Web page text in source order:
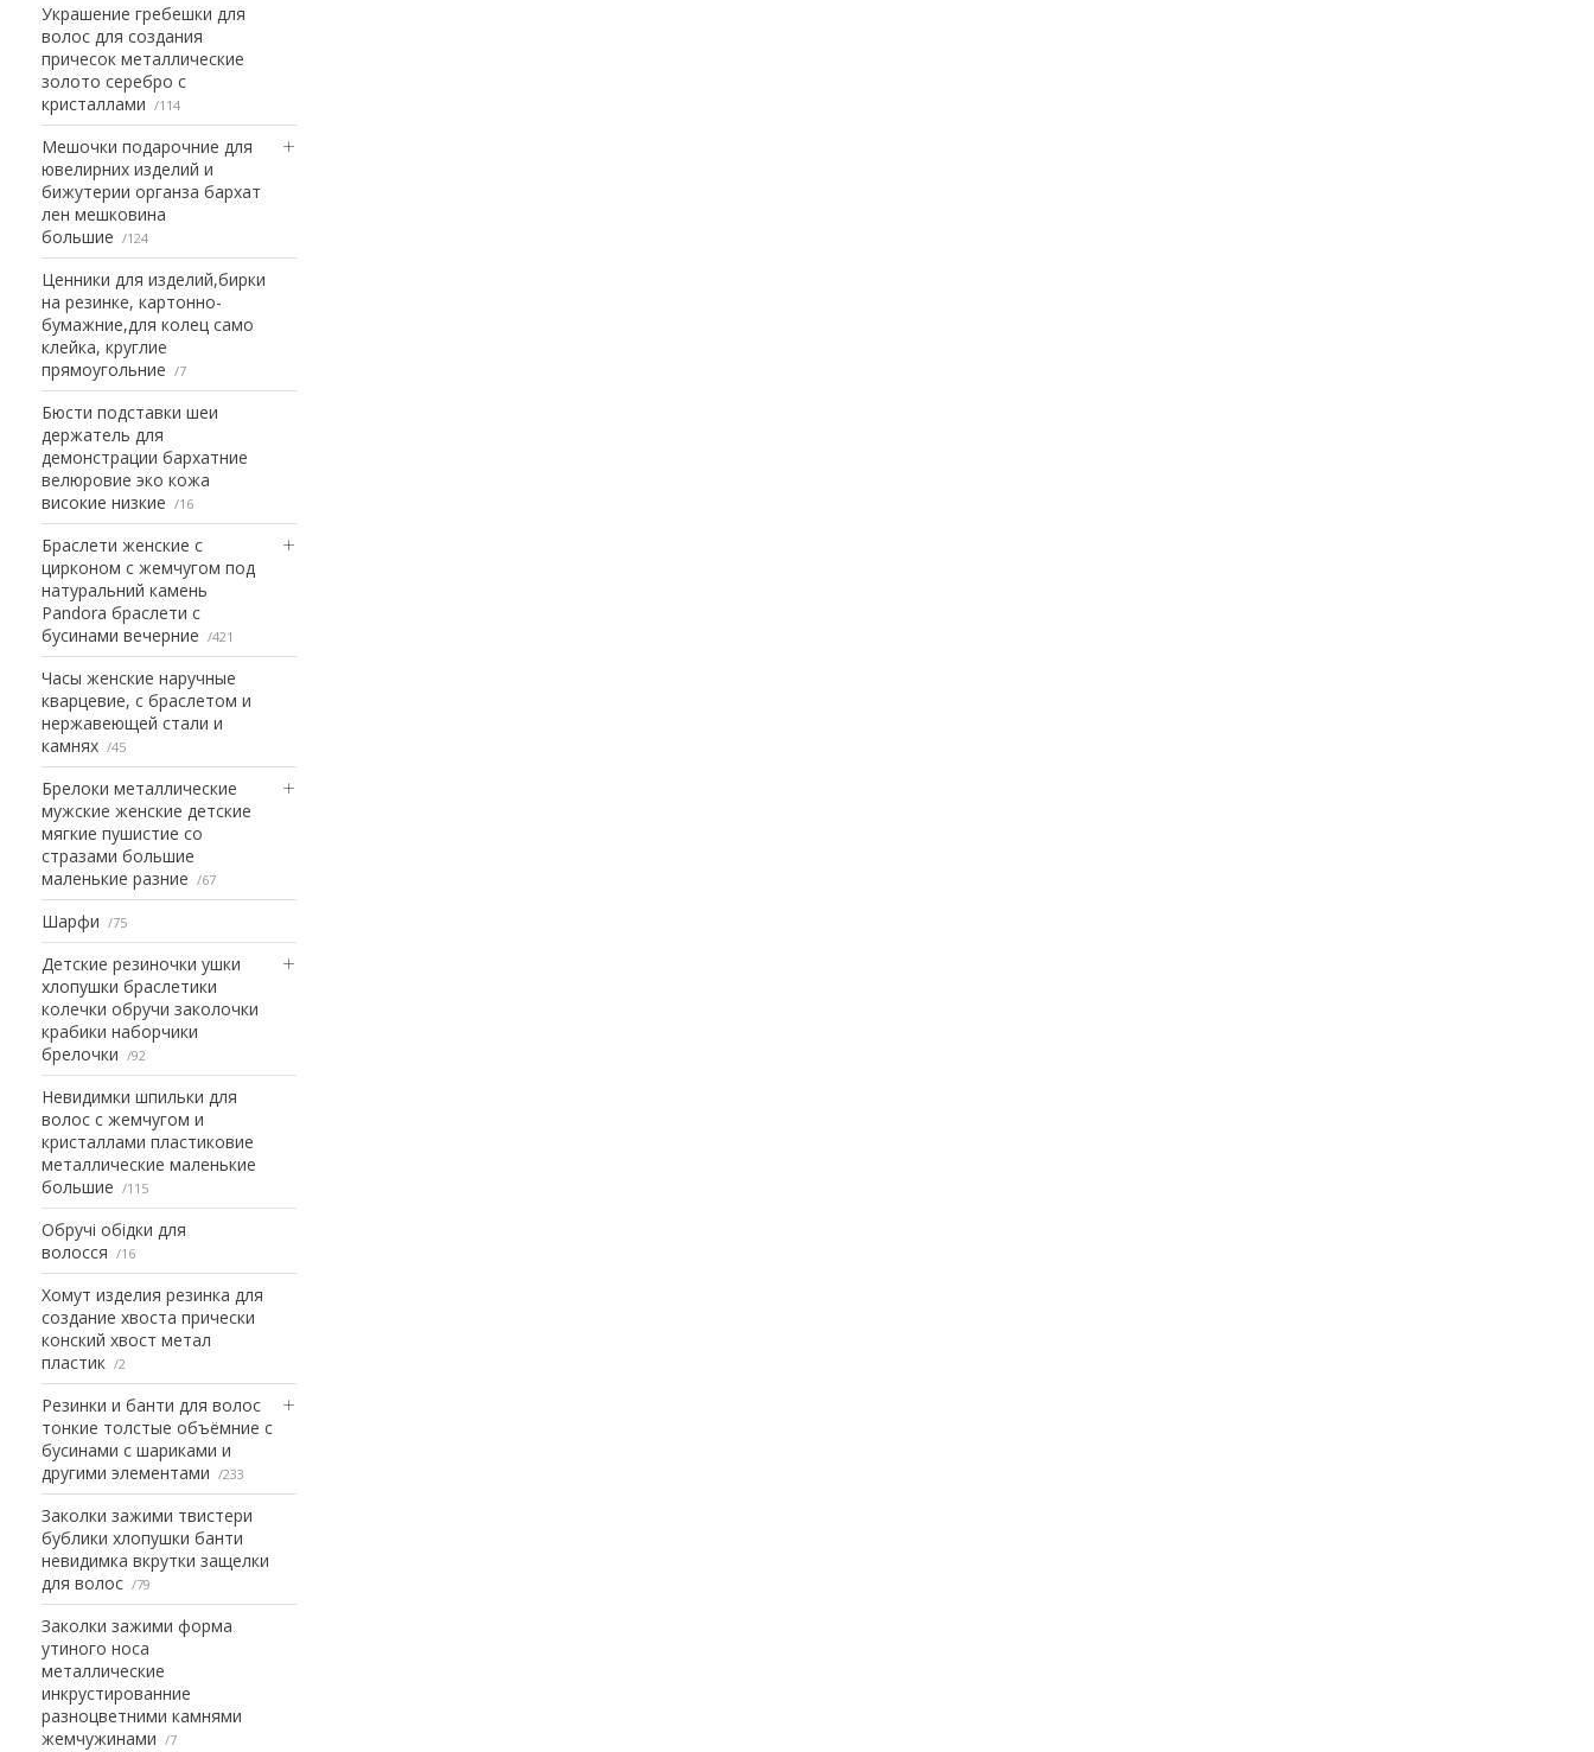
Украшение гребешки для
волос для создания
причесок металлические
золото серебро с
кристаллами
114
Мешочки подарочние для
ювелирних изделий и
бижутерии органза бархат
лен мешковина
большие
124
Ценники для изделий,бирки
на резинке, картонно-
бумажние,для колец само
клейка, круглие
прямоугольние
7
Бюсти подставки шеи
держатель для
демонстрации бархатние
велюровие эко кожа
високие низкие
16
Браслети женские с
цирконом с жемчугом под
натуральний камень
Pandora браслети с
бусинами вечерние
421
Часы женские наручные
кварцевие, с браслетом и
нержавеющей стали и
камнях
45
Брелоки металлические
мужские женские детские
мягкие пушистие со
стразами большие
маленькие разние
67
Шарфи 75
Детские резиночки ушки
хлопушки браслетики
колечки обручи заколочки
крабики наборчики
брелочки
92
Невидимки шпильки для
волос с жемчугом и
кристаллами пластиковие
металлические маленькие
большие
115
Обручі обідки для
волосся
16
Хомут изделия резинка для
создание хвоста прически
конский хвост метал
пластик
2
Резинки и банти для волос
тонкие толстые объёмние с
бусинами с шариками и
другими элементами
233
Заколки зажими твистери
бублики хлопушки банти
невидимка вкрутки защелки
для волос
79
Заколки зажими форма
утиного носа
металлические
инкрустированние
разноцветними камнями
жемчужинами
7